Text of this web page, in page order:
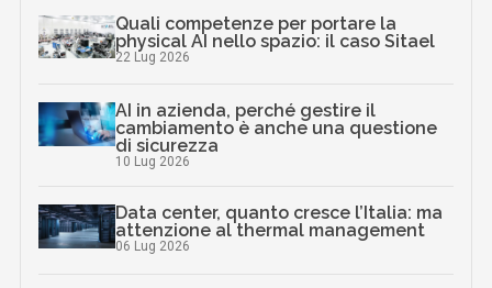
Quali competenze per portare la
physical AI nello spazio: il caso Sitael
22 Lug 2026
AI in azienda, perché gestire il
cambiamento è anche una questione
di sicurezza
10 Lug 2026
Data center, quanto cresce l’Italia: ma
attenzione al thermal management
06 Lug 2026